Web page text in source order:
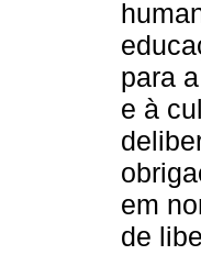
para
e à
em
de